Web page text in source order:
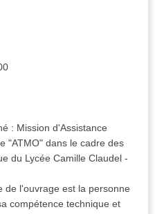
: Mission d'Assistance
"ATMO" dans le cadre des
du Lycée Camille Claudel -
de l'ouvrage est la personne
compétence technique et